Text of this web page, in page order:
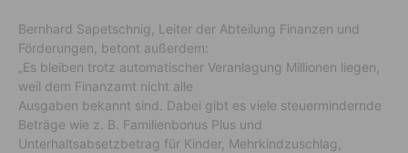
Bernhard Sapetschnig, Leiter der Abteilung Finanzen und
Förderungen, betont außerdem:
„Es bleiben trotz automatischer Veranlagung Millionen liegen,
weil dem Finanzamt nicht alle
Ausgaben bekannt sind. Dabei gibt es viele steuermindernde
Beträge wie z. B. Familienbonus Plus und
Unterhaltsabsetzbetrag für Kinder, Mehrkindzuschlag,